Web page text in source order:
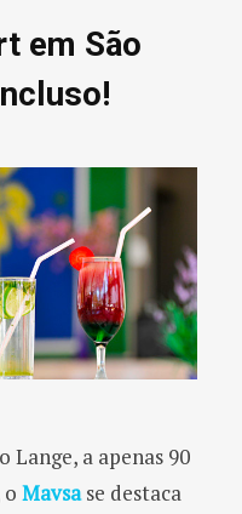
em São
Lange, a apenas 90
Mavsa se destaca